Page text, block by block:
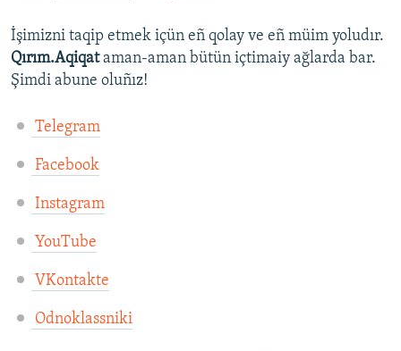
İşimizni taqip etmek içün eñ qolay ve eñ müim yoludır.
Qırım.Aqiqataman-aman bütün içtimaiy ağlarda bar.
Şimdi abune oluñız!
Telegram
Facebook
Instagram
YouTube
VKontakte
Odnoklassniki